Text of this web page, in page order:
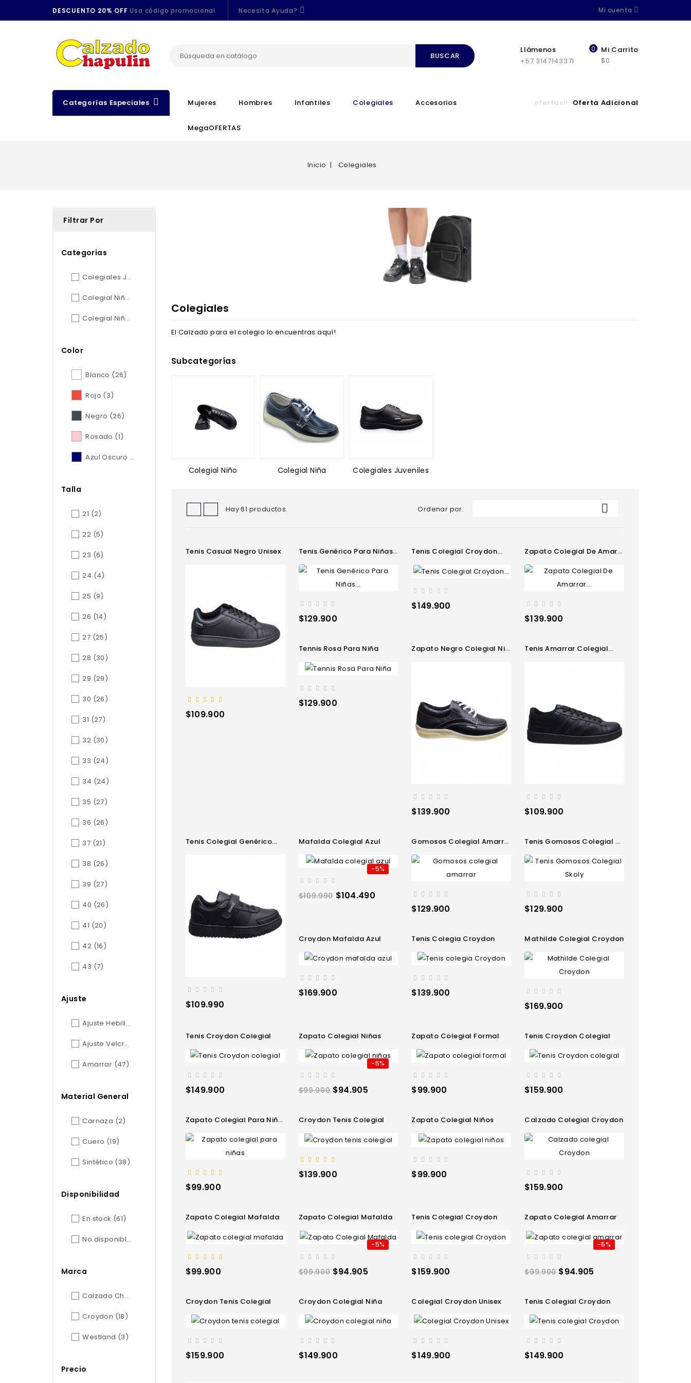
DESCUENTO 20% OFF Usa código promocional Necesita Ayuda? Mi cuenta
Mi Carrito
$0
0
BUSCAR
Llámenos
+57 3147143371
Categorías Especiales Mujeres Hombres Infantiles Colegiales Accesorios
MegaOFERTAS
ofertas!! Oferta Adicional
Inicio Colegiales
Filtrar Por
Categorías
Colegiales Juveniles
Colegial Niña
Colegial Niño
Color
Blanco (26)
Rojo (3)
Negro (26)
Rosado (1)
Azul Oscuro
(5)
Talla
21 (2)
22 (5)
23 (6)
24 (4)
25 (9)
26 (14)
27 (25)
28 (30)
29 (29)
30 (26)
31 (27)
32 (30)
33 (24)
34 (24)
35 (27)
36 (26)
37 (21)
38 (26)
39 (27)
40 (26)
41 (20)
42 (16)
43 (7)
Ajuste
Ajuste Hebilla
Ajuste Velcro
Amarrar (47)
Material General
Carnaza (2)
Cuero (19)
Sintético (38)
Disponibilidad
En stock (61)
No disponible
Marca
Calzado Chapulín
Croydon (18)
Westland (3)
Precio
Colegiales
El Calzado para el colegio lo encuentras aquí!
Subcategorías
Colegial Niño Colegial Niña Colegiales Juveniles
Hay 61 productos. Ordenar por: 
Tenis Casual Negro Unisex
Precio
$109.900
Tenis Genérico Para Niñas...
Precio
$129.900
Tenis Colegial Croydon...
Precio
$149.900
Zapato Colegial De Amarrar...
Precio
$139.900
Tennis Rosa Para Niña
Precio
$129.900
Zapato Negro Colegial Niñas...
Precio
$139.900
Tenis Amarrar Colegial...
Precio
$109.900
Tenis Colegial Genérico...
Precio
$109.990
Mafalda Colegial Azul
Precio
$109.990
-5%
Precio
$104.490
Gomosos Colegial Amarrar
Precio
$129.900
Tenis Gomosos Colegial Skoly
Precio
$129.900
Croydon Mafalda Azul
Precio
$169.900
Tenis Colegia Croydon
Precio
$139.900
Mathilde Colegial Croydon
Precio
$169.900
Tenis Croydon Colegial
Precio
$149.900
Zapato Colegial Niñas
Precio
$99.900
-5%
Precio
$94.905
Zapato Colegial Formal
Precio
$99.900
Tenis Croydon Colegial
Precio
$159.900
Zapato Colegial Para Niñas
Precio
$99.900
Croydon Tenis Colegial
Precio
$139.900
Zapato Colegial Niños
Precio
$99.900
Calzado Colegial Croydon
Precio
$159.900
Zapato Colegial Mafalda
Precio
$99.900
Zapato Colegial Mafalda
Precio
$99.900
-5%
Precio
$94.905
Tenis Colegial Croydon
Precio
$159.900
Zapato Colegial Amarrar
Precio
$99.900
-5%
Precio
$94.905
Croydon Tenis Colegial
Precio
$159.900
Croydon Colegial Niña
Precio
$149.900
Colegial Croydon Unisex
Precio
$149.900
Tenis Colegial Croydon
Precio
$149.900